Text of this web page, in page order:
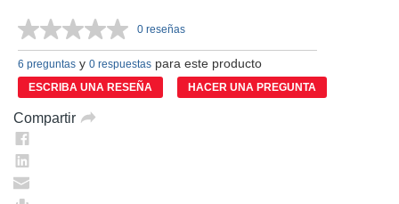
Sin
puntuación.
Enlace
en
la
0 reseñas
6 preguntas y 0 respuestas para este producto
ESCRIBA UNA RESEÑA HACER UNA PREGUNTA
Compartir